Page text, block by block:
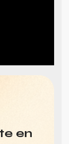
en